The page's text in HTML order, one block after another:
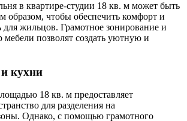
в квартире-студии 18 кв. м может быть
образом, чтобы обеспечить комфорт и
жильцов. Грамотное зонирование и
позволят создать уютную и
кухни
18 кв. м предоставляет
для разделения на
Однако, с помощью грамотного